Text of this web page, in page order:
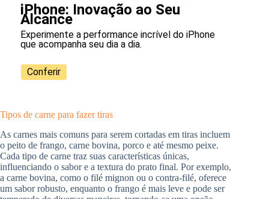
iPhone: Inovação ao Seu
Alcance
Experimente a performance incrível do iPhone
que acompanha seu dia a dia.
Conferir
Tipos de carne para fazer tiras
As carnes mais comuns para serem cortadas em tiras incluem
o peito de frango, carne bovina, porco e até mesmo peixe.
Cada tipo de carne traz suas características únicas,
influenciando o sabor e a textura do prato final. Por exemplo,
a carne bovina, como o filé mignon ou o contra-filé, oferece
um sabor robusto, enquanto o frango é mais leve e pode ser